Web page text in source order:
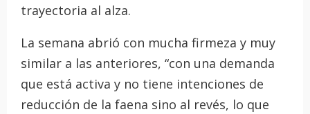
trayectoria al alza.
La semana abrió con mucha firmeza y muy
similar a las anteriores, “con una demanda
que está activa y no tiene intenciones de
reducción de la faena sino al revés, lo que